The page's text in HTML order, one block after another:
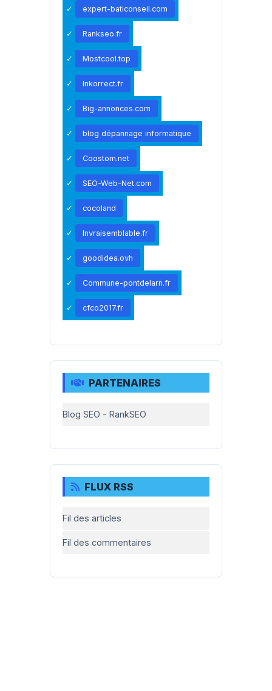
expert-baticonseil.com
Rankseo.fr
Mostcool.top
Inkorrect.fr
Big-annonces.com
blog dépannage informatique
Coostom.net
SEO-Web-Net.com
cocoland
Invraisemblable.fr
goodidea.ovh
Commune-pontdelarn.fr
cfco2017.fr
PARTENAIRES
Blog SEO - RankSEO
FLUX RSS
Fil des articles
Fil des commentaires